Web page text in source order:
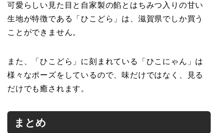
可愛らしい見た目と自家製の餡とはちみつ入りの甘い
生地が特徴である「ひこどら」は、滋賀県でしか買う
ことができません。
また、「ひこどら」に刻まれている「ひこにゃん」は
様々なポーズをしているので、味だけではなく、見る
だけでも癒されます。
まとめ